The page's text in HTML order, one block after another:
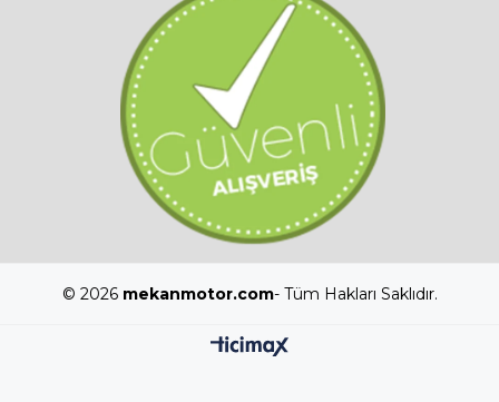
© 2026mekanmotor.com- Tüm Hakları Saklıdır.